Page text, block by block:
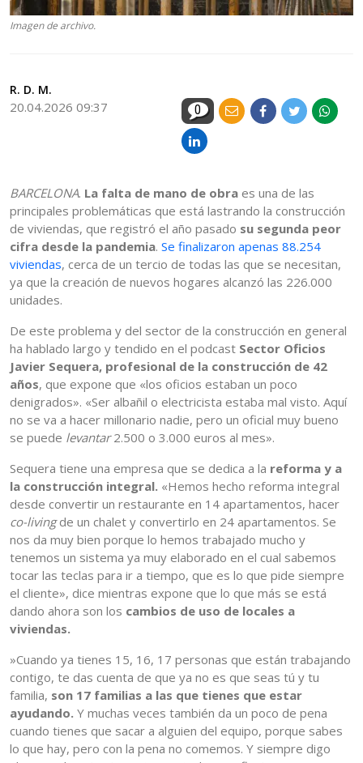
Imagen de archivo.
R. D. M.
20.04.2026 09:37 0
BARCELONA. La falta de mano de obra es una de las
principales problemáticas que está lastrando la construcción
de viviendas, que registró el año pasado su segunda peor
cifra desde la pandemia. Se finalizaron apenas 88.254
viviendas, cerca de un tercio de todas las que se necesitan,
ya que la creación de nuevos hogares alcanzó las 226.000
unidades.
De este problema y del sector de la construcción en general
ha hablado largo y tendido en el podcast Sector Oficios
Javier Sequera, profesional de la construcción de 42
años, que expone que «los oficios estaban un poco
denigrados». «Ser albañil o electricista estaba mal visto. Aquí
no se va a hacer millonario nadie, pero un oficial muy bueno
se puede levantar2.500 o 3.000 euros al mes».
Sequera tiene una empresa que se dedica a la reforma y a
la construcción integral. «Hemos hecho reforma integral
desde convertir un restaurante en 14 apartamentos, hacer
co-livingde un chalet y convertirlo en 24 apartamentos. Se
nos da muy bien porque lo hemos trabajado mucho y
tenemos un sistema ya muy elaborado en el cual sabemos
tocar las teclas para ir a tiempo, que es lo que pide siempre
el cliente», dice mientras expone que lo que más se está
dando ahora son los cambios de uso de locales a
viviendas.
»Cuando ya tienes 15, 16, 17 personas que están trabajando
contigo, te das cuenta de que ya no es que seas tú y tu
familia, son 17 familias a las que tienes que estar
ayudando. Y muchas veces también da un poco de pena
cuando tienes que sacar a alguien del equipo, porque sabes
lo que hay, pero con la pena no comemos. Y siempre digo